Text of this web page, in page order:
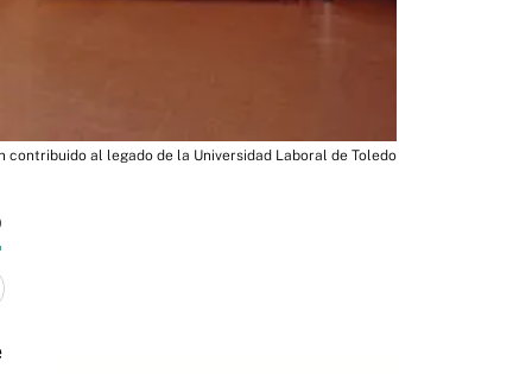
al legado de la Universidad Laboral de Toledo